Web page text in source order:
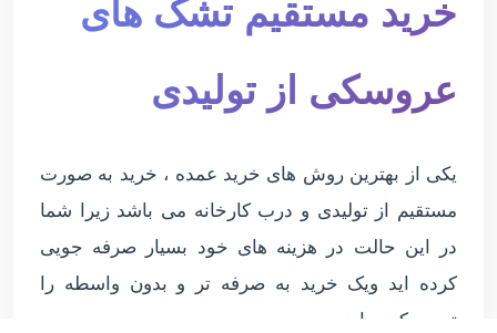
خرید مستقیم تشک های
عروسکی از تولیدی
یکی از بهترین روش های خرید عمده ، خرید به صورت
مستقیم از تولیدی و درب کارخانه می باشد زیرا شما
در این حالت در هزینه های خود بسیار صرفه جویی
کرده اید ویک خرید به صرفه تر و بدون واسطه را
تجربه کرده اید.